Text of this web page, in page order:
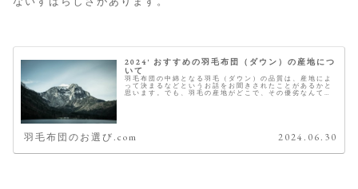
2024' おすすめの羽毛布団（ダウン）の産地につ
いて
羽毛布団の中綿となる羽毛（ダウン）の品質は、産地によ
って決まるなどというお話をお聞きされたことがあるかと
思います。でも、羽毛の産地がどこで、その優劣なんて国
羽毛布団のお選び.com 2024.06.30